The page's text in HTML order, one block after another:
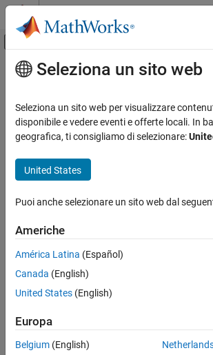
Vai al contenuto
Attiva/disattiva menu di
Risorsa
Stato
Contenuto principale
Seleziona un sito web
Seleziona un sito web per visualizzare
disponibile e vedere eventi e offerte locali. In
geografica, ti consigliamo di selezionare:
United States
Puoi anche selezionare un sito web dal
Americhe
América Latina (Español)
Canada (English)
United States (English)
Europa
Belgium (English)